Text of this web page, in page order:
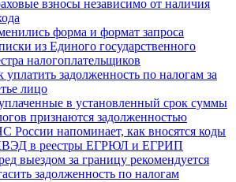
взносы независимо от наличия
форма и формат запроса
из Единого государственного
налогоплательщиков
уплатить задолженность по налогам за
лицо
в установленный срок суммы
признаются задолженностью
России напоминает, как вносятся коды
в реестры ЕГРЮЛ и ЕГРИП
выездом за границу рекомендуется
задолженность по налогам